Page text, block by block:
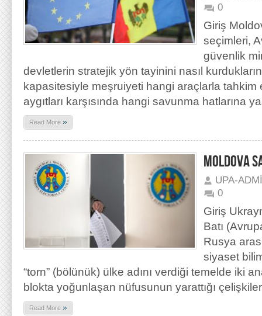
0
Giriş
seçimleri,
güvenlik
devletlerin stratejik yön tayinini nasıl
kapasitesiyle meşruiyeti hangi araçlarla tahkim
aygıtları karşısında hangi savunma hatlarına
Read More »
MOLDOVA
UPA-
0
Giriş
Batı
Rusya
siyaset
“torn” (bölünük) ülke adını verdiği temelde iki
blokta yoğunlaşan nüfusunun yarattığı
Read More »